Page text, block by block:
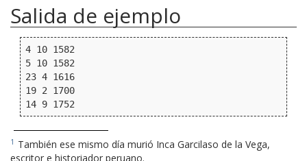
Salida de ejemplo
4 10 1582
5 10 1582
23 4 1616
19 2 1700
1 También ese mismo día murió Inca Garcilaso de la Vega,
escritor e historiador peruano.